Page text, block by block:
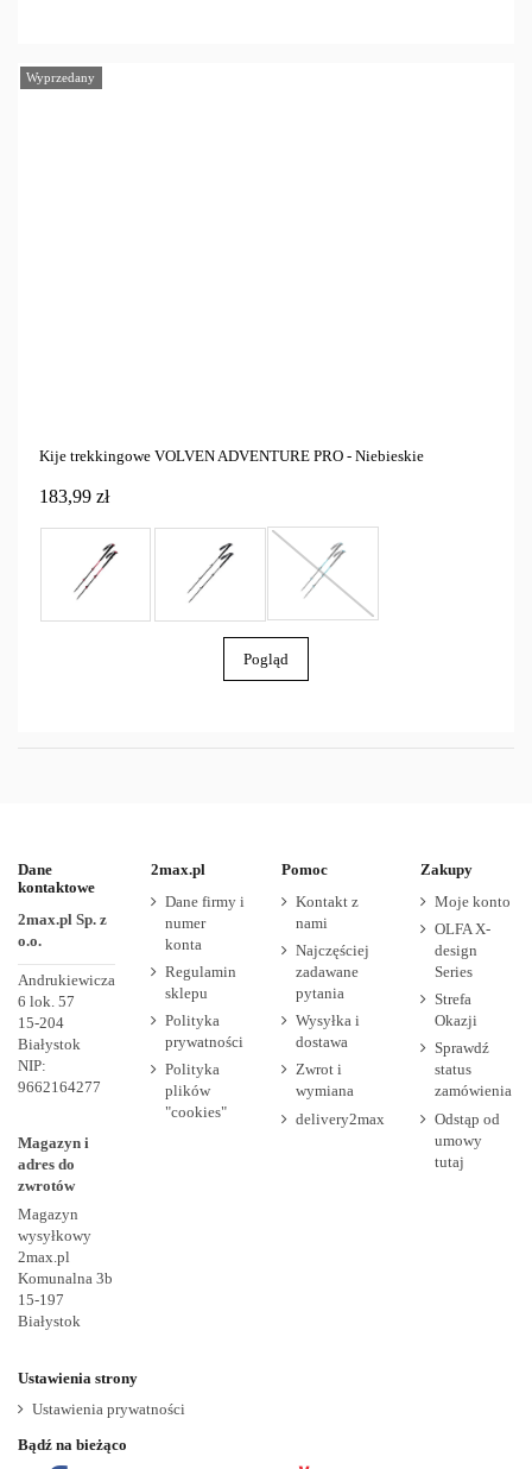
Wyprzedany
Kije trekkingowe VOLVEN ADVENTURE PRO - Niebieskie
183,99 zł
Pogląd
Dane
kontaktowe
2max.pl Sp. z
o.o.
Andrukiewicza
6 lok. 57
15-204
Białystok
NIP:
9662164277
Magazyn i
adres do
zwrotów
Magazyn
wysyłkowy
2max.pl
Komunalna 3b
15-197
Białystok
2max.pl
Dane firmy i
numer
konta
Regulamin
sklepu
Polityka
prywatności
Polityka
plików
"cookies"
Pomoc
Kontakt z
nami
Najczęściej
zadawane
pytania
Wysyłka i
dostawa
Zwrot i
wymiana
delivery2max
Zakupy
Moje konto
OLFA X-
design
Series
Strefa
Okazji
Sprawdź
status
zamówienia
Odstąp od
umowy
tutaj
Ustawienia strony
Ustawienia prywatności
Bądź na bieżąco